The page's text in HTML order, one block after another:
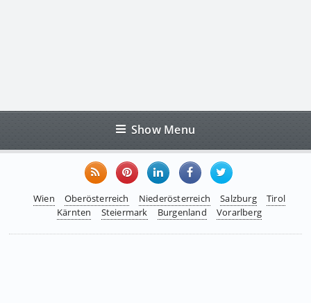
Show Menu
Wien Oberösterreich Niederösterreich Salzburg
Tirol
Kärnten
Steiermark Burgenland Vorarlberg